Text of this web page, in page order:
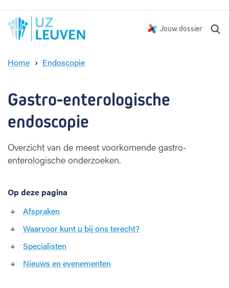
Jouw dossier
Home Endoscopie
g
e
d
a
Gastro-enterologische
endoscopie
Overzicht van de meest voorkomende gastro-
enterologische onderzoeken.
Op deze pagina
Afspraken
Waarvoor kunt u bij ons terecht?
Specialisten
Nieuws en evenementen